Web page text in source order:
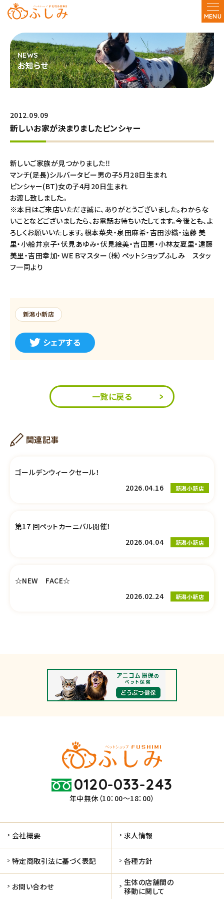
MENU
お知らせ
2012.09.09
新しいお家が決まりましたピンシャー
新しいご家族が見つかりました‼
マンチ(足長)シルバータビー男の子5月28日生まれ
ピンシャー(BT)女の子4月20日生まれ
お渡し致しました。
※本日はご来店いただき誠に、ありがとうございました。わからな
いことなどございましたら、お電話お待ちいたしてます。今後とも、よ
ろしくお願いいたします。根本菜央・泉田麻希・吉田沙織・遠藤 美
里・小船井京子・伏見あゆみ・伏見絵美・吉田恵・小林友夏里・遠藤
美里・吉田幸加・ＷＥＢマスター（株）ペットショップふしみ スタッ
フ一同より
新潟小新店
シェアする
一覧に戻る
関連記事
ゴールデンウィークセール！
2026.04.16
新潟小新店
第17 回ペットカーニバル開催！
2026.04.04
新潟小新店
☆NEW FACE☆
2026.02.24
新潟小新店
0120-033-243
年中無休（10：00～18：00）
会社概要 求人情報
特定商取引法に基づく表記 各種方針
お問い合わせ
生体の店舗間の
移動に関して